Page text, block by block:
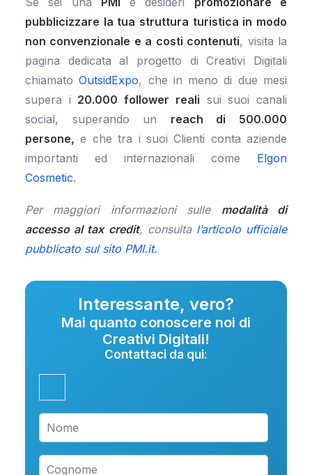
pubblicizzare la tua struttura turistica in modo
non convenzionale e a costi contenuti, visita la
pagina dedicata al progetto di Creativi Digitali
chiamatoOutsidExpo, che in meno di due mesi
supera i 20.000 follower reali sui suoi canali
social, superando un reach di 500.000
persone, e che tra i suoi Clienti conta aziende
importanti ed internazionali come Elgon
Cosmetic.
Per maggiori informazioni sulle modalità di
accesso al tax credit, consulta l’articolo ufficiale
pubblicato sul sito PMI.it.
Interessante, vero?
Mai quanto conoscere noi di
Creativi Digitali!
Contattaci da qui: